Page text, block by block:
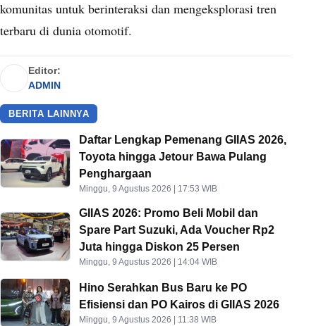
komunitas untuk berinteraksi dan mengeksplorasi tren
terbaru di dunia otomotif.
Editor:
ADMIN
BERITA LAINNYA
Daftar Lengkap Pemenang GIIAS 2026,
Toyota hingga Jetour Bawa Pulang
Penghargaan
Minggu, 9 Agustus 2026 | 17:53 WIB
GIIAS 2026: Promo Beli Mobil dan
Spare Part Suzuki, Ada Voucher Rp2
Juta hingga Diskon 25 Persen
Minggu, 9 Agustus 2026 | 14:04 WIB
Hino Serahkan Bus Baru ke PO
Efisiensi dan PO Kairos di GIIAS 2026
Minggu, 9 Agustus 2026 | 11:38 WIB